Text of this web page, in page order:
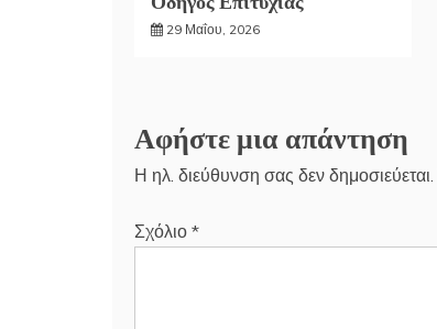
29 Μαΐου, 2026
Αφήστε μια απάντηση
Η ηλ. διεύθυνση σας δεν δημοσιεύεται.
Σχόλιο *